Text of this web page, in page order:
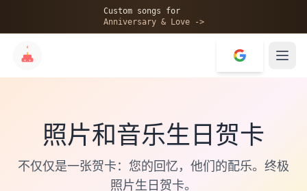
Custom songs for
Anniversary & Love ->
✨
照片和音乐生日贺卡
不仅仅是一张贺卡：您的回忆，他们的配乐。终极
照片生日贺卡。